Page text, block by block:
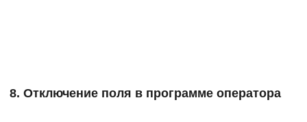
8. Отключение поля в программе оператора